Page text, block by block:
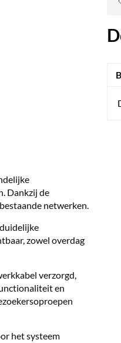
Dankzij de
netwerken.
zowel overdag
verzorgd,
en
het systeem